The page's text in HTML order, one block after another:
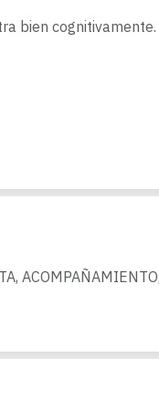
bien cognitivamente.